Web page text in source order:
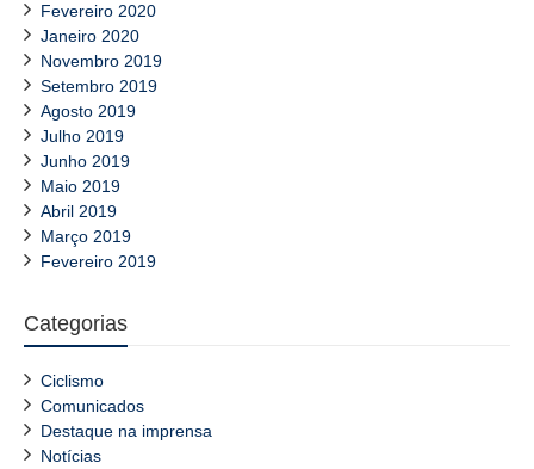
Fevereiro 2020
Janeiro 2020
Novembro 2019
Setembro 2019
Agosto 2019
Julho 2019
Junho 2019
Maio 2019
Abril 2019
Março 2019
Fevereiro 2019
Categorias
Ciclismo
Comunicados
Destaque na imprensa
Notícias